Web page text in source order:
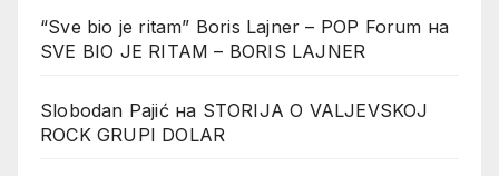
“Sve bio je ritam” Boris Lajner – POP Forum на
SVE BIO JE RITAM – BORIS LAJNER
Slobodan Pajićна STORIJA O VALJEVSKOJ
ROCK GRUPI DOLAR